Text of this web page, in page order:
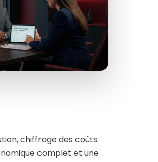
chiffrage des coûts
complet et une